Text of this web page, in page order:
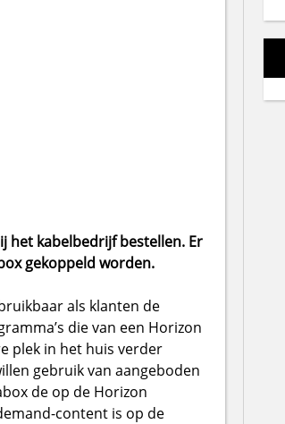
het kabelbedrijf bestellen. Er
gekoppeld worden.
als klanten de
die van een Horizon
plek in het huis verder
gebruik van aangeboden
de op de Horizon
content is op de